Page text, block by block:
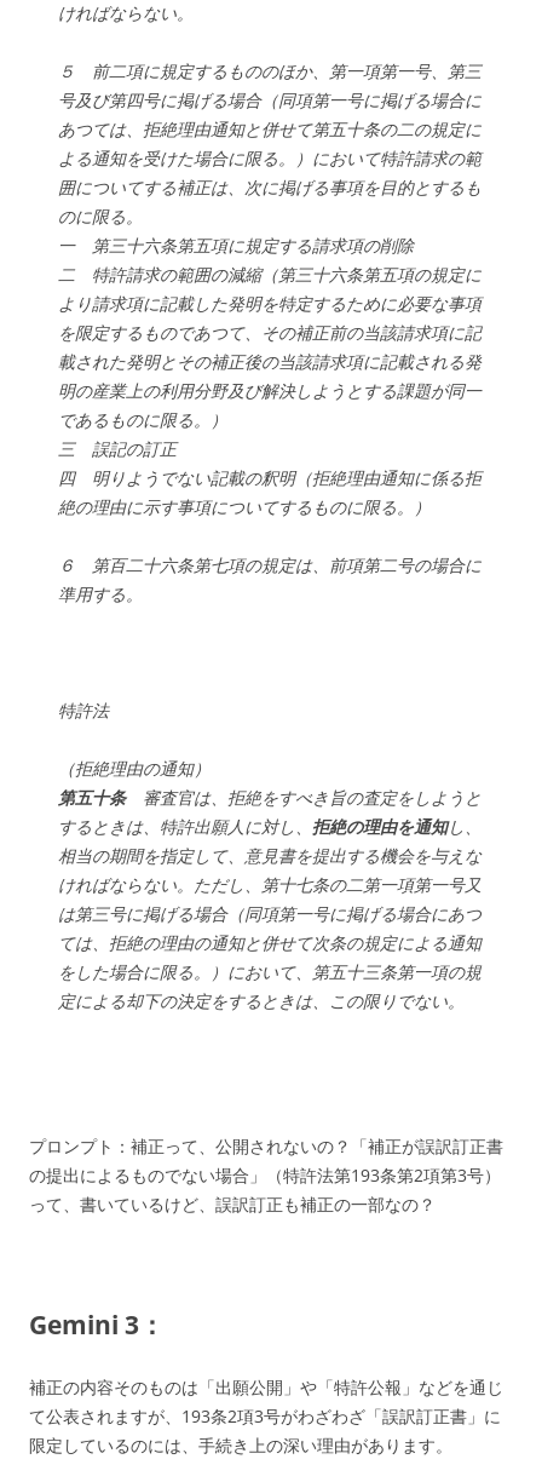
ければならない。
５ 前二項に規定するもののほか、第一項第一号、第三
号及び第四号に掲げる場合（同項第一号に掲げる場合に
あつては、拒絶理由通知と併せて第五十条の二の規定に
よる通知を受けた場合に限る。）において特許請求の範
囲についてする補正は、次に掲げる事項を目的とするも
のに限る。
一 第三十六条第五項に規定する請求項の削除
二 特許請求の範囲の減縮（第三十六条第五項の規定に
より請求項に記載した発明を特定するために必要な事項
を限定するものであつて、その補正前の当該請求項に記
載された発明とその補正後の当該請求項に記載される発
明の産業上の利用分野及び解決しようとする課題が同一
であるものに限る。）
三 誤記の訂正
四 明りようでない記載の釈明（拒絶理由通知に係る拒
絶の理由に示す事項についてするものに限る。）
６ 第百二十六条第七項の規定は、前項第二号の場合に
準用する。
特許法
（拒絶理由の通知）
第五十条審査官は、拒絶をすべき旨の査定をしようと
するときは、特許出願人に対し、 拒絶の理由を通知し、
相当の期間を指定して、意見書を提出する機会を与えな
ければならない。ただし、第十七条の二第一項第一号又
は第三号に掲げる場合（同項第一号に掲げる場合にあつ
ては、拒絶の理由の通知と併せて次条の規定による通知
をした場合に限る。）において、第五十三条第一項の規
定による却下の決定をするときは、この限りでない。
プロンプト：補正って、公開されないの？「補正が誤訳訂正書
の提出によるものでない場合」（特許法第193条第2項第3号）
って、書いているけど、誤訳訂正も補正の一部なの？
Gemini 3：
補正の内容そのものは「出願公開」や「特許公報」などを通じ
て公表されますが、193条2項3号がわざわざ「誤訳訂正書」に
限定しているのには、手続き上の深い理由があります。